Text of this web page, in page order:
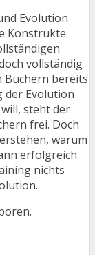
Evolution
Konstrukte
vollständig
Büchern bereits
der Evolution
steht der
frei. Doch
warum
erfolgreich
nichts